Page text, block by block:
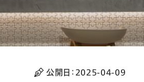
公開日： 2025-04-09